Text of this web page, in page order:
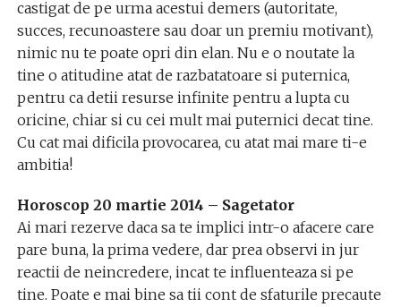
castigat de pe urma acestui demers (autoritate,
succes, recunoastere sau doar un premiu motivant),
nimic nu te poate opri din elan. Nu e o noutate la
tine o atitudine atat de razbatatoare si puternica,
pentru ca detii resurse infinite pentru a lupta cu
oricine, chiar si cu cei mult mai puternici decat tine.
Cu cat mai dificila provocarea, cu atat mai mare ti-e
ambitia!
Horoscop 20 martie 2014 – Sagetator
Ai mari rezerve daca sa te implici intr-o afacere care
pare buna, la prima vedere, dar prea observi in jur
reactii de neincredere, incat te influenteaza si pe
tine. Poate e mai bine sa tii cont de sfaturile precaute